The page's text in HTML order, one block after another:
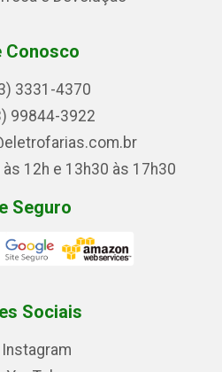
Conosco
3331-4370
99844-3922
às 12h e 13h30 às 17h30
Seguro
Sociais
Instagram